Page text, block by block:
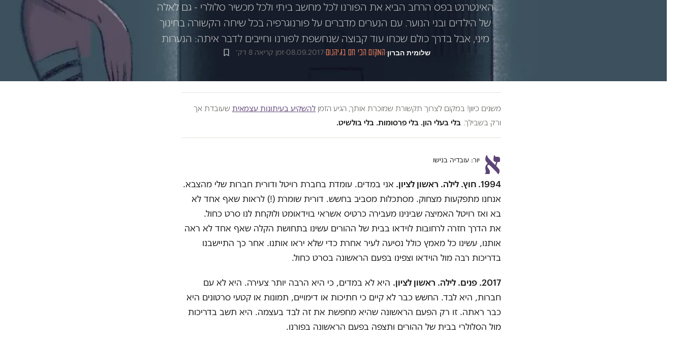
האינטרנט בפס הרחב הביא את הפורנו לכל מחשב ביתי ולכל מכשיר סלולרי - גם לאלה
של הילדים ובני הנוער. עם הנערים מדברים על פורנוגרפיה בכל שיחה הקשורה בחינוך
מיני, אבל בדרך כולם שכחו עוד קבוצה שנחשפת לפורנו וחייבים לדבר איתה: הנערות
שלומית הברון·המקום הכי חם בגיהנום·
08.09.2017
·זמן קריאה 8 דק׳
משנים כיוון! במקום לצרוך תקשורת שמוכרת אותך, הגיע הזמן להשקיע בעיתונות עצמאית שעובדת אך
ורק בשבילך. בלי בעלי הון. בלי פרסומות. בלי בולשיט.
א יור: עובדיה בנישו
1994. חוץ. לילה. ראשון לציון. אני במדים. עומדת בחברת רויטל ודורית חברות שלי מהצבא.
אנחנו מתפקעות מצחוק. מסתכלות מסביב בחשש. דורית שומרת (!) לראות שאף אחד לא
בא ואז רויטל האמיצה שבינינו מעבירה כרטיס אשראי בוידאומט ולוקחת לנו סרט כחול.
את הדרך חזרה לרחובות לוידאו בבית של ההורים עשינו בתחושת הקלה שאף אחד לא ראה
אותנו, עשינו כל מאמץ כולל נסיעה לעיר אחרת כדי שלא יראו אותנו. אחר כך התיישבנו
בדריכות רבה מול הוידאו וצפינו בפעם הראשונה בסרט כחול.
2017. פנים. לילה. ראשון לציון.
היא לא במדים, כי היא הרבה יותר צעירה. היא לא עם
חברות, היא לבד. החשש כבר לא קיים כי חתיכות או דימויים, תמונות או קטעי סרטונים היא
כבר ראתה. זו רק הפעם הראשונה שהיא מחפשת את זה לבד בעצמה. היא תשב בדריכות
מול הסלולרי בבית של ההורים ותצפה בפעם הראשונה בפורנו.